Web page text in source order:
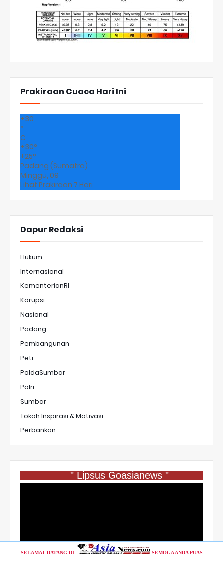
Prakiraan Cuaca Hari Ini
+30
°
C
+30°
+25°
Padang (Sumatra)
Minggu, 09
Lihat Prakiraan 7 Hari
Dapur Redaksi
Hukum
Internasional
KementerianRI
Korupsi
Nasional
Padang
Pembangunan
Peti
PoldaSumbar
Polri
Sumbar
Tokoh Inspirasi & Motivasi
Perbankan
" Lipsus Goasianews "
SELAMAT DATANG DI SEMOGA ANDA PUAS